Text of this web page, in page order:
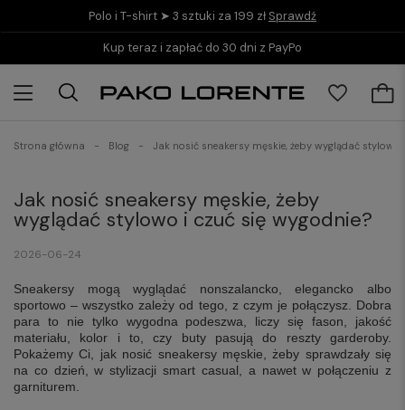
Polo i T-shirt ➤ 3 sztuki za 199 zł Sprawdź
Kup teraz i zapłać do 30 dni z PayPo
Strona główna Blog Jak nosić sneakersy męskie, żeby wyglądać stylowo
Jak nosić sneakersy męskie, żeby
wyglądać stylowo i czuć się wygodnie?
2026-06-24
Sneakersy mogą wyglądać nonszalancko, elegancko albo
sportowo – wszystko zależy od tego, z czym je połączysz. Dobra
para to nie tylko wygodna podeszwa, liczy się fason, jakość
materiału, kolor i to, czy buty pasują do reszty garderoby.
Pokażemy Ci, jak nosić sneakersy męskie, żeby sprawdzały się
na co dzień, w stylizacji smart casual, a nawet w połączeniu z
garniturem.